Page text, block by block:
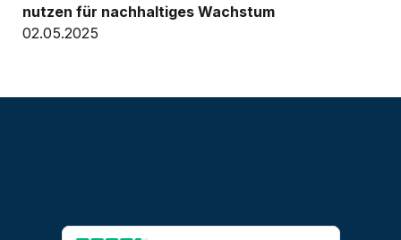
nutzen für nachhaltiges Wachstum
02.05.2025